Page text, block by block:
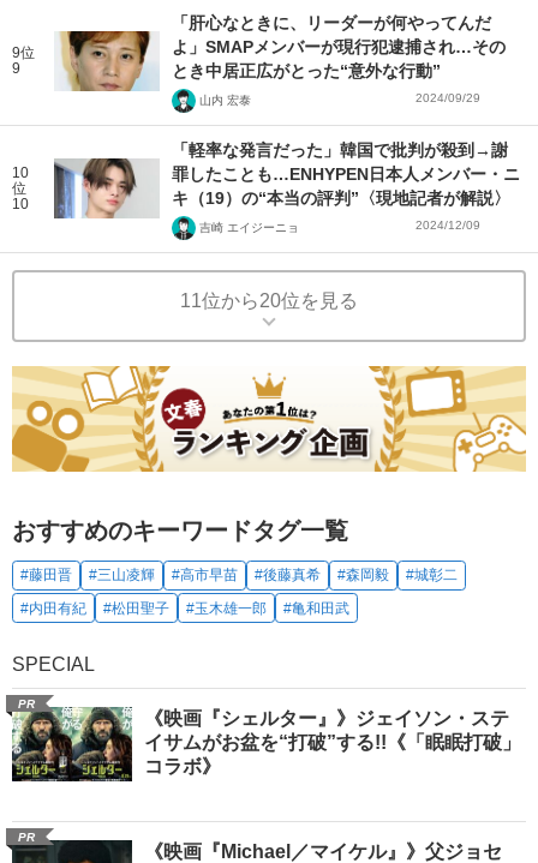
9位
9
「肝心なときに、リーダーが何やってんだ
よ」SMAPメンバーが現行犯逮捕され…その
とき中居正広がとった“意外な行動”
山内 宏泰 2024/09/29
10
位
10
「軽率な発言だった」韓国で批判が殺到→謝
罪したことも…ENHYPEN日本人メンバー・ニ
キ（19）の“本当の評判”〈現地記者が解説〉
吉崎 エイジーニョ 2024/12/09
11位から20位を見る
おすすめのキーワードタグ一覧
#藤田晋 #三山凌輝 #高市早苗 #後藤真希 #森岡毅
#城彰二
#内田有紀
#松田聖子 #玉木雄一郎 #亀和田武
SPECIAL
PR
《映画『シェルター』》ジェイソン・ステ
イサムがお盆を“打破”する!!《「眠眠打破」
コラボ》
PR
《映画『Michael／マイケル』》父ジョセ